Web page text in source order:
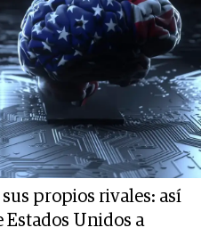
propios rivales: así
Estados Unidos a